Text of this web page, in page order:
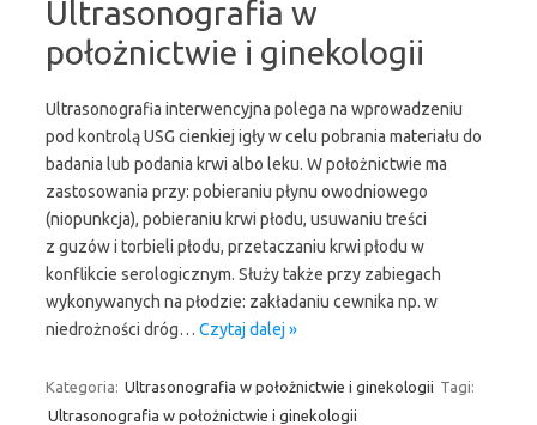
Ultrasonografia w
położnictwie i ginekologii
Ultrasonografia interwencyjna polega na wprowadzeniu
pod kontrolą USG cienkiej igły w celu pobrania materiału do
badania lub podania krwi albo leku. W położnictwie ma
zastosowania przy: pobieraniu płynu owodniowego
(niopunkcja), pobieraniu krwi płodu, usuwaniu treści
z guzów i torbieli płodu, przetaczaniu krwi płodu w
konflikcie serologicznym. Służy także przy zabiegach
wykonywanych na płodzie: zakładaniu cewnika np. w
niedrożności dróg… Czytaj dalej »
Kategoria: Ultrasonografia w położnictwie i ginekologii Tagi:
Ultrasonografia w położnictwie i ginekologii